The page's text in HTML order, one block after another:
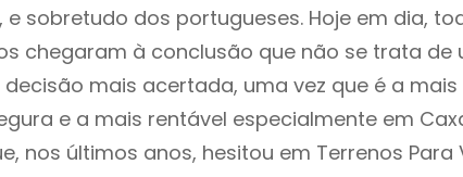
sobretudo dos portugueses. Hoje em dia,
chegaram à conclusão que não se trata de
mais acertada, uma vez que é a mais
e a mais rentável especialmente em
nos últimos anos, hesitou em Terrenos Para